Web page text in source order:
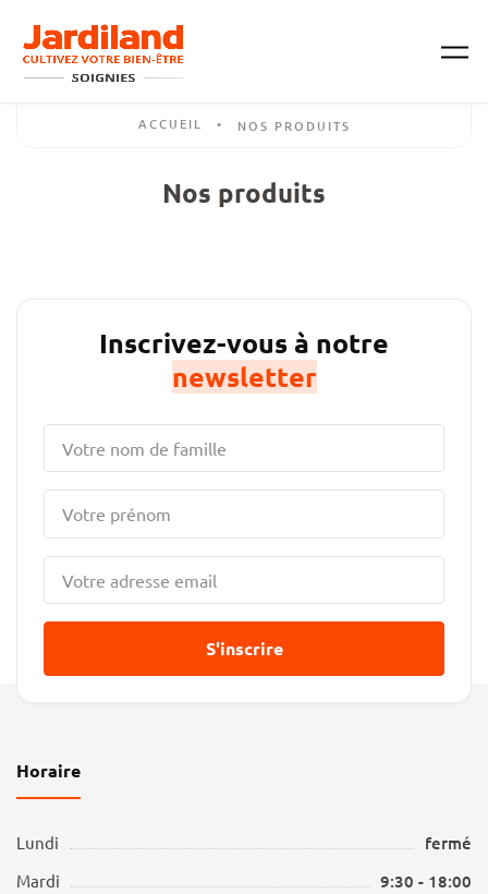
Nos produits
ACCUEIL • NOS PRODUITS
Inscrivez-vous à notre
newsletter
S'inscrire
Horaire
Lundi fermé
Mardi 9:30 - 18:00